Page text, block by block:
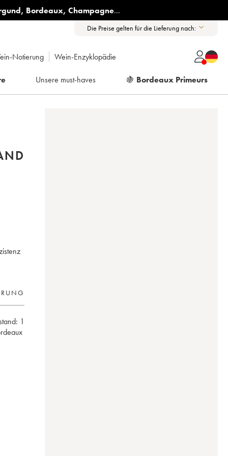
, Bordeaux, Champagne...
Die Preise gelten für die Lieferung nach:
Notierung Wein-Enzyklopädie
Unsere must-haves 🍇 Bordeaux Primeurs
1